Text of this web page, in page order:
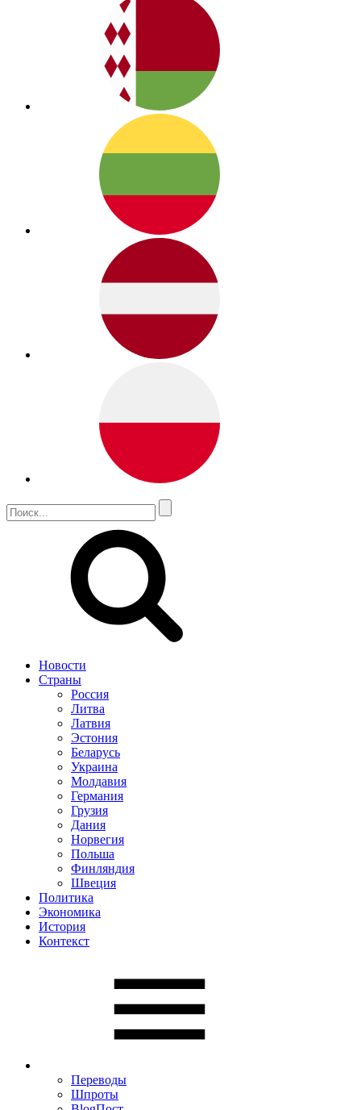
Новости
Страны
Россия
Литва
Латвия
Эстония
Беларусь
Украина
Молдавия
Германия
Грузия
Дания
Норвегия
Польша
Финляндия
Швеция
Политика
Экономика
История
Контекст
Переводы
Шпроты